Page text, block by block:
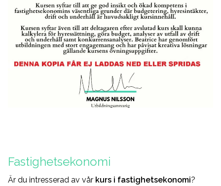
Fastighetsekonomi
Är du intresserad av vår kurs i fastighetsekonomi?